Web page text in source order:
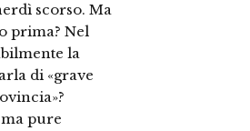
scorso. Ma
prima? Nel
la
di «grave
pure